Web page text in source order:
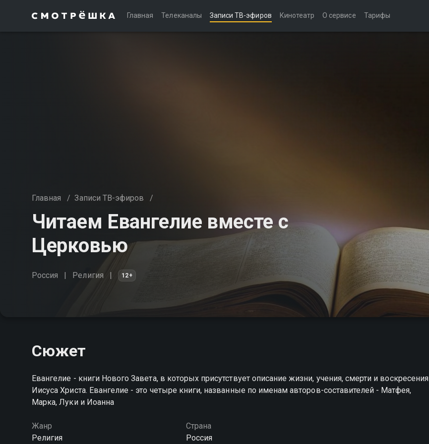
Главная Телеканалы Записи ТВ-эфиров Кинотеатр О сервисе Тарифы
Главная / Записи ТВ-эфиров /
Читаем Евангелие вместе с
Церковью
Россия Религия 12+
Сюжет
Евангелие - книги Нового Завета, в которых присутствует описание жизни, учения, смерти и воскресения
Иисуса Христа. Евангелие - это четыре книги, названные по именам авторов-составителей - Матфея,
Марка, Луки и Иоанна
Жанр
Религия
Страна
Россия